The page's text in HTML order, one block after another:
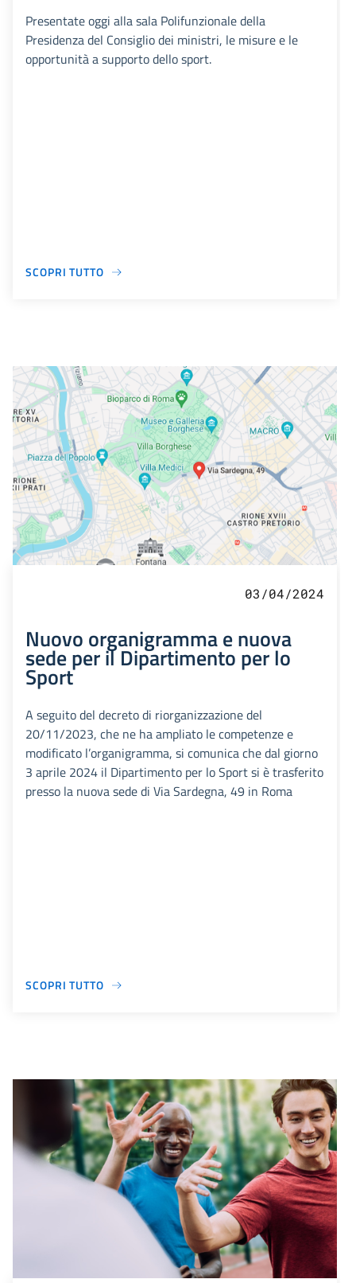
Presentate oggi alla sala Polifunzionale della
Presidenza del Consiglio dei ministri, le misure e le
opportunità a supporto dello sport.
SCOPRI TUTTO
03/04/2024
Nuovo organigramma e nuova
sede per il Dipartimento per lo
Sport
A seguito del decreto di riorganizzazione del
20/11/2023, che ne ha ampliato le competenze e
modificato l’organigramma, si comunica che dal giorno
3 aprile 2024 il Dipartimento per lo Sport si è trasferito
presso la nuova sede di Via Sardegna, 49 in Roma
SCOPRI TUTTO